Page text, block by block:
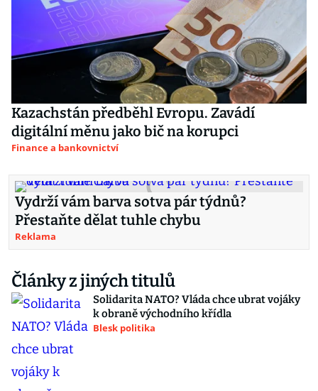
Kazachstán předběhl Evropu. Zavádí
digitální měnu jako bič na korupci
Finance a bankovnictví
Vydrží vám barva sotva pár týdnů?
Přestaňte dělat tuhle chybu
Reklama
Články z jiných titulů
Solidarita NATO? Vláda chce ubrat vojáky
k obraně východního křídla
Blesk politika